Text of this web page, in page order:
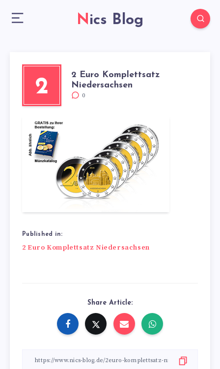
Nics Blog
2
2 Euro Komplettsatz
Niedersachsen
0
Published in:
Beitragsnavigation
2 Euro Komplettsatz Niedersachsen
Share Article: